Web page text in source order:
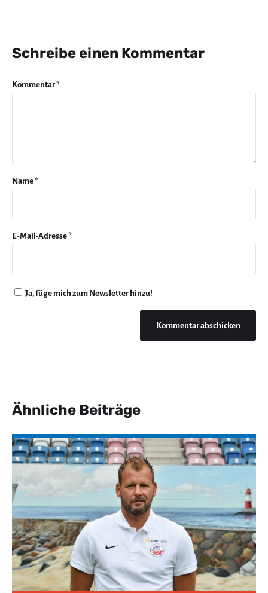
Schreibe einen Kommentar
Kommentar*
Name*
E-Mail-Adresse*
Ja, füge mich zum Newsletter hinzu!
Ähnliche Beiträge